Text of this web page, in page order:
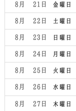
金曜日
8月 21
土曜日
8月 22
日曜日
8月 23
月曜日
8月 24
火曜日
8月 25
水曜日
8月 26
木曜日
8月 27